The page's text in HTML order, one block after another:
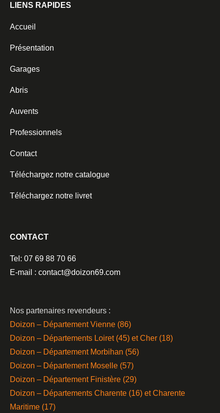
LIENS RAPIDES
Accueil
Présentation
Garages
Abris
Auvents
Professionnels
Contact
Téléchargez notre catalogue
Téléchargez notre livret
CONTACT
Tel: 07 69 88 70 66
E-mail : contact@doizon69.com
Nos partenaires revendeurs :
Doizon – Département Vienne (86)
Doizon – Départements Loiret (45) et Cher (18)
Doizon – Département Morbihan (56)
Doizon – Département Moselle (57)
Doizon – Département Finistère (29)
Doizon – Départements Charente (16) et Charente
Maritime (17)